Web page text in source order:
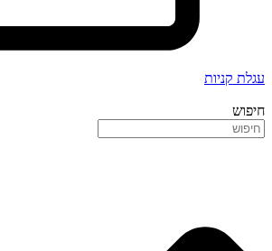
עגלת קניות
חיפוש